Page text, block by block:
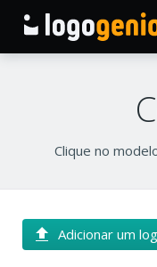
Gerador de
Produtos
Clique no
Adicionar um